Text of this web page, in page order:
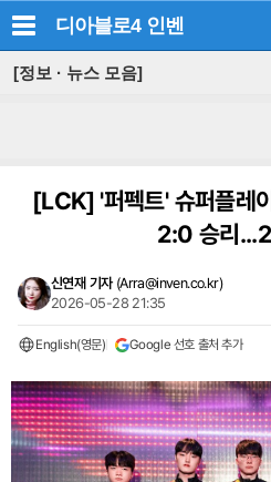
디아블로4 인벤
[정보 · 뉴스 모음]
[LCK]'퍼펙트' 슈퍼플레
2:0 승리
신연재 기자 (Arra@inven.co.kr)
2026-05-28 21:35
English(영문) Google 선호 출처 추가